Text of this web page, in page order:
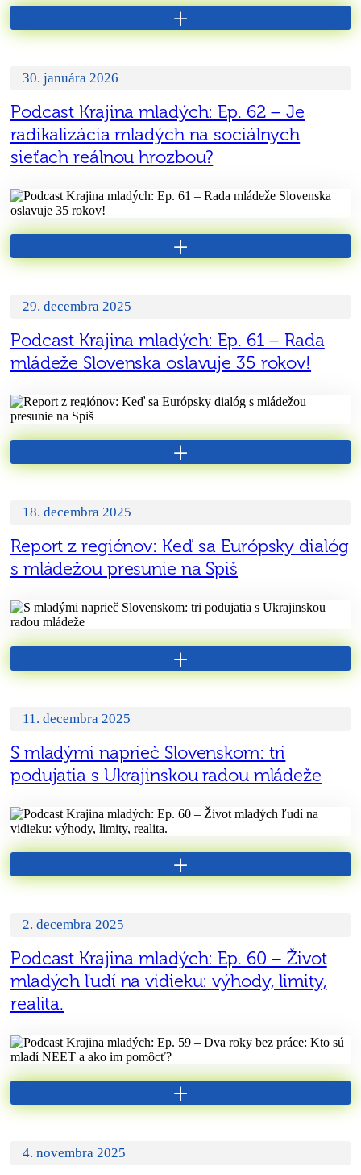
+
30. januára 2026
Podcast Krajina mladých: Ep. 62 – Je
radikalizácia mladých na sociálnych
sieťach reálnou hrozbou?
+
29. decembra 2025
Podcast Krajina mladých: Ep. 61 – Rada
mládeže Slovenska oslavuje 35 rokov!
+
18. decembra 2025
Report z regiónov: Keď sa Európsky dialóg
s mládežou presunie na Spiš
+
11. decembra 2025
S mladými naprieč Slovenskom: tri
podujatia s Ukrajinskou radou mládeže
+
2. decembra 2025
Podcast Krajina mladých: Ep. 60 – Život
mladých ľudí na vidieku: výhody, limity,
realita.
+
4. novembra 2025